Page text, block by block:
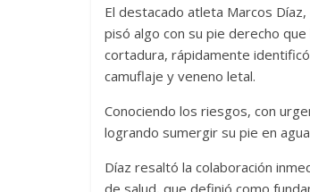
El destacado atleta Marcos
pisó algo con su pie derecho
cortadura, rápidamente
camuflaje y veneno letal.
Conociendo los riesgos, con
logrando sumergir su pie en
Díaz resaltó la colaboración
de salud, que definió como